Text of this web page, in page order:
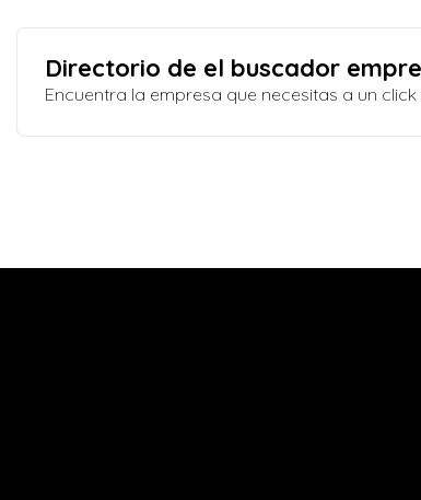
Directorio de el buscador
Encuentra la empresa que necesitas a un